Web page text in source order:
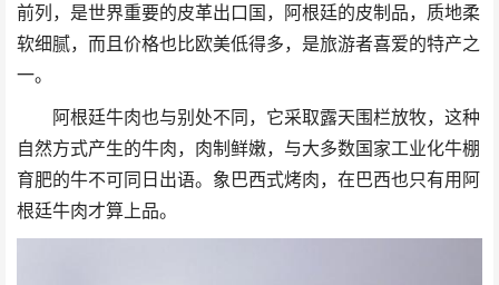
前列，是世界重要的皮革出口国，阿根廷的皮制品，质地柔
软细腻，而且价格也比欧美低得多，是旅游者喜爱的特产之
一。
阿根廷牛肉也与别处不同，它采取露天围栏放牧，这种
自然方式产生的牛肉，肉制鲜嫩，与大多数国家工业化牛棚
育肥的牛不可同日出语。象巴西式烤肉，在巴西也只有用阿
根廷牛肉才算上品。